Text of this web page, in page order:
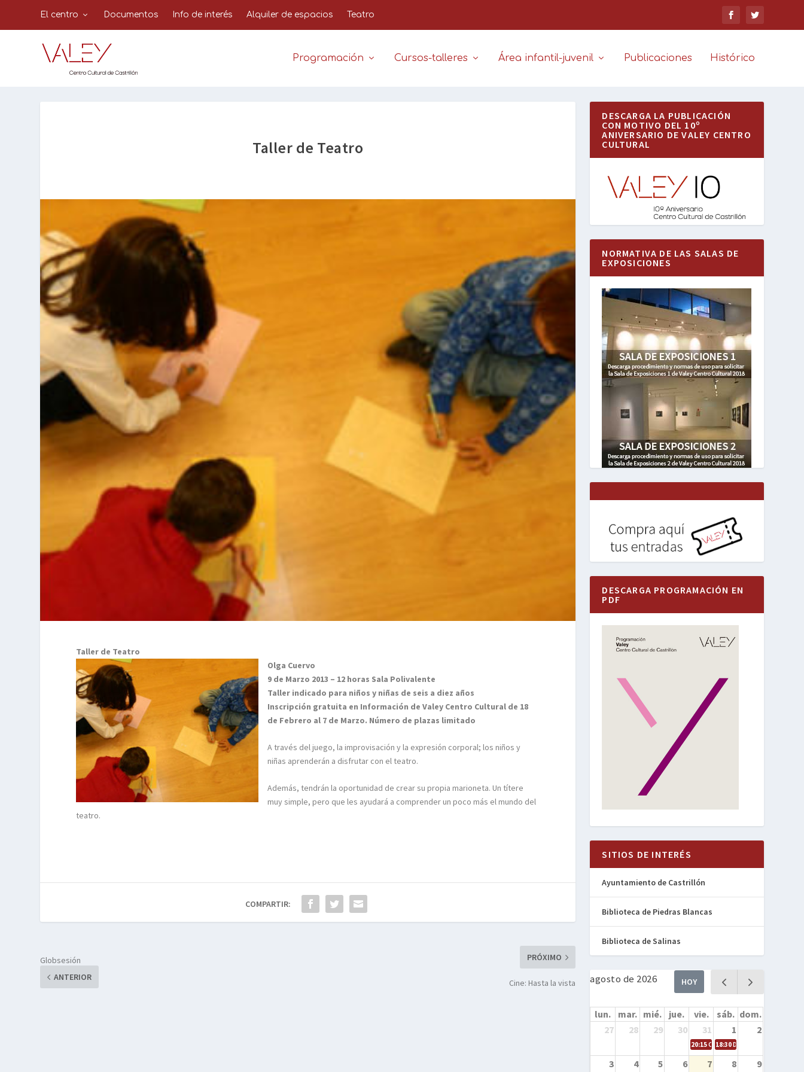
El centro Documentos Info de interés Alquiler de espacios Teatro
Programación Cursos-talleres Área infantil-juvenil Publicaciones Histórico
Taller de Teatro
Taller de Teatro
Olga Cuervo
9 de Marzo 2013 – 12 horas Sala Polivalente
Taller indicado para niños y niñas de seis a diez años
Inscripción gratuita en Información de Valey Centro Cultural de 18
de Febrero al 7 de Marzo. Número de plazas limitado
A través del juego, la improvisación y la expresión corporal; los niños y
niñas aprenderán a disfrutar con el teatro.
Además, tendrán la oportunidad de crear su propia marioneta. Un títere
muy simple, pero que les ayudará a comprender un poco más el mundo del
teatro.
COMPARTIR:
Globsesión
ANTERIOR
PRÓXIMO
Cine: Hasta la vista
DESCARGA LA PUBLICACIÓN
CON MOTIVO DEL 10º
ANIVERSARIO DE VALEY CENTRO
CULTURAL
NORMATIVA DE LAS SALAS DE
EXPOSICIONES
DESCARGA PROGRAMACIÓN EN
PDF
SITIOS DE INTERÉS
Ayuntamiento de Castrillón
Biblioteca de Piedras Blancas
Biblioteca de Salinas
agosto de 2026 HOY
lun. mar. mié. jue. vie. sáb. dom.
27
28 29 30 31 1 2
20:15Cine en la calle – Cómo
18:30Danza – Cita en el
3 4 5 6 7 8 9